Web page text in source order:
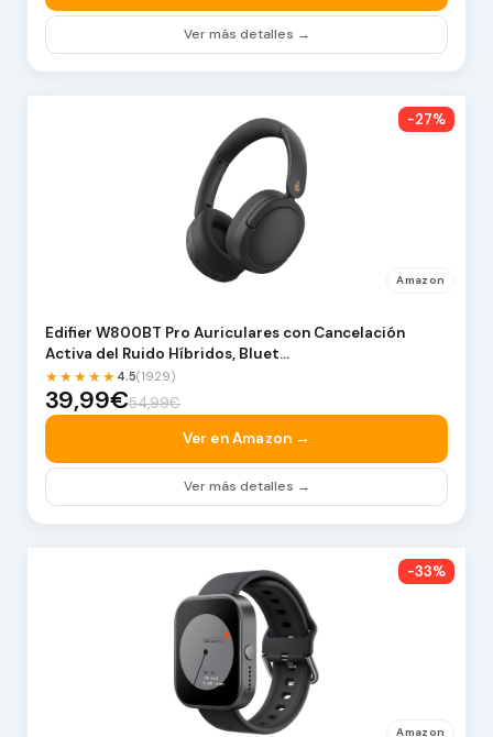
Ver más detalles →
-27%
Amazon
Edifier W800BT Pro Auriculares con Cancelación
Activa del Ruido Híbridos, Bluet…
★★★★★ 4.5(1929)
39,99€54,99€
Ver en Amazon →
Ver más detalles →
-33%
Amazon